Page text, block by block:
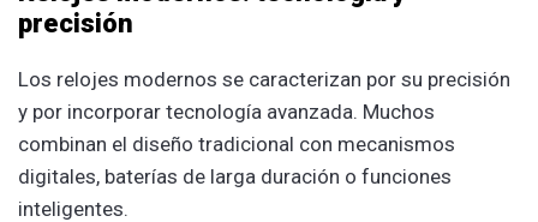
precisión
Los relojes modernos se caracterizan por su precisión
y por incorporar tecnología avanzada. Muchos
combinan el diseño tradicional con mecanismos
digitales, baterías de larga duración o funciones
inteligentes.